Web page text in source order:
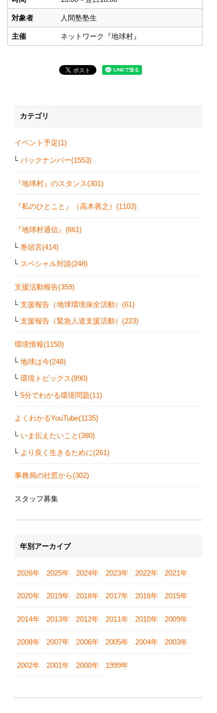
対象者 人間塾塾生
主催 ネットワーク『地球村』
カテゴリ
イベント予定(1)
バックナンバー(1553)
『地球村』のスタンス(301)
『私のひとこと』（高木善之）(1103)
『地球村通信』(661)
巻頭言(414)
スペシャル対談(248)
支援活動報告(359)
支援報告（地球環境保全活動）(61)
支援報告（緊急人道支援活動）(223)
環境情報(1150)
地球は今(248)
環境トピックス(890)
5分でわかる環境問題(11)
よくわかるYouTube(1135)
いま伝えたいこと(380)
より良く生きるために(261)
事務局の社窓から(302)
スタッフ募集
年別アーカイブ
2026年 2025年 2024年 2023年 2022年 2021年
2020年 2019年 2018年 2017年 2016年 2015年
2014年 2013年 2012年 2011年 2010年 2009年
2008年 2007年 2006年 2005年 2004年 2003年
2002年 2001年 2000年 1999年